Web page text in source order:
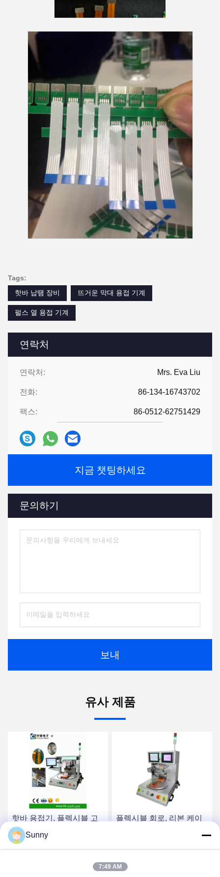
연락처
연락처: Mrs. Eva Liu
전화: 86-134-16743702
팩스: 86-0512-62751429
지금 챗팅하세요
문의하기
보내
Tags:
핫바 납땜 장비
뜨거운 막대 용접 기계
펄스 열 용접 기계
유사 제품
핫바 용접기, 플렉시블 고
정 장치 포함 핫 바 솔더링
머신
플렉시블 회로, 리본 케이
Sunny
7:49 AM